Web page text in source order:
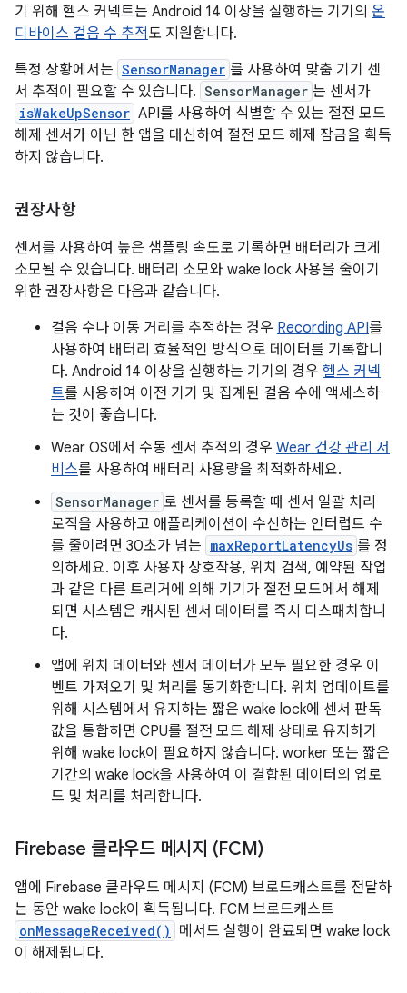
기 위해 헬스 커넥트는 Android 14 이상을 실행하는 기기의 온
디바이스 걸음 수 추적도 지원합니다.
특정 상황에서는 SensorManager 를 사용하여 맞춤 기기 센
서 추적이 필요할 수 있습니다. SensorManager 는 센서가
isWakeUpSensor API를 사용하여 식별할 수 있는 절전 모드
해제 센서가 아닌 한 앱을 대신하여 절전 모드 해제 잠금을 획득
하지 않습니다.
권장사항
센서를 사용하여 높은 샘플링 속도로 기록하면 배터리가 크게
소모될 수 있습니다. 배터리 소모와 wake lock 사용을 줄이기
위한 권장사항은 다음과 같습니다.
걸음 수나 이동 거리를 추적하는 경우 Recording API를
사용하여 배터리 효율적인 방식으로 데이터를 기록합니
다. Android 14 이상을 실행하는 기기의 경우 헬스 커넥
트를 사용하여 이전 기기 및 집계된 걸음 수에 액세스하
는 것이 좋습니다.
Wear OS에서 수동 센서 추적의 경우 Wear 건강 관리 서
비스를 사용하여 배터리 사용량을 최적화하세요.
SensorManager 로 센서를 등록할 때 센서 일괄 처리
로직을 사용하고 애플리케이션이 수신하는 인터럽트 수
를 줄이려면 30초가 넘는 maxReportLatencyUs 를 정
의하세요. 이후 사용자 상호작용, 위치 검색, 예약된 작업
과 같은 다른 트리거에 의해 기기가 절전 모드에서 해제
되면 시스템은 캐시된 센서 데이터를 즉시 디스패치합니
다.
앱에 위치 데이터와 센서 데이터가 모두 필요한 경우 이
벤트 가져오기 및 처리를 동기화합니다. 위치 업데이트를
위해 시스템에서 유지하는 짧은 wake lock에 센서 판독
값을 통합하면 CPU를 절전 모드 해제 상태로 유지하기
위해 wake lock이 필요하지 않습니다. worker 또는 짧은
기간의 wake lock을 사용하여 이 결합된 데이터의 업로
드 및 처리를 처리합니다.
Firebase 클라우드 메시지 (FCM)
앱에 Firebase 클라우드 메시지 (FCM) 브로드캐스트를 전달하
는 동안 wake lock이 획득됩니다. FCM 브로드캐스트
onMessageReceived()
메서드 실행이 완료되면 wake lock
이 해제됩니다.